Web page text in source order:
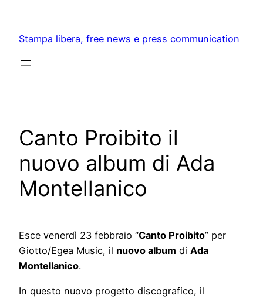
content
Stampa libera, free news e press communication
Canto Proibito il
nuovo album di Ada
Montellanico
Esce venerdì 23 febbraio “Canto Proibito” per
Giotto/Egea Music, il nuovo album di Ada
Montellanico.
In questo nuovo progetto discografico, il